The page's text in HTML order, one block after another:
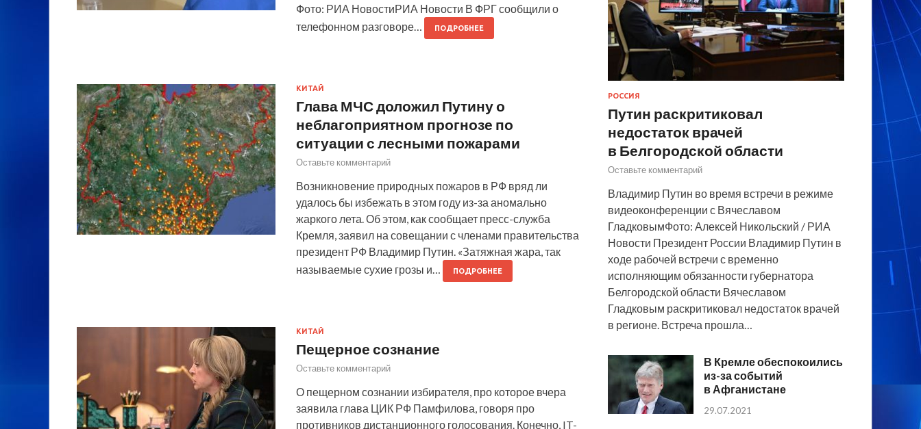
Фото: РИА НовостиРИА Новости В ФРГ сообщили о
телефонном разговоре…
ПОДРОБНЕЕ
КИТАЙ
Глава МЧС доложил Путину о
неблагоприятном прогнозе по
ситуации с лесными пожарами
Оставьте комментарий
Возникновение природных пожаров в РФ вряд ли
удалось бы избежать в этом году из-за аномально
жаркого лета. Об этом, как сообщает пресс-служба
Кремля, заявил на совещании с членами правительства
президент РФ Владимир Путин. «Затяжная жара, так
называемые сухие грозы и…
ПОДРОБНЕЕ
КИТАЙ
Пещерное сознание
Оставьте комментарий
О пещерном сознании избирателя, про которое вчера
заявила глава ЦИК РФ Памфилова, говоря про
противников дистанционного голосования. Конечно, IT-
РОССИЯ
Путин раскритиковал
недостаток врачей
в Белгородской области
Оставьте комментарий
Владимир Путин во время встречи в режиме
видеоконференции с Вячеславом
ГладковымФото: Алексей Никольский / РИА
Новости Президент России Владимир Путин в
ходе рабочей встречи с временно
исполняющим обязанности губернатора
Белгородской области Вячеславом
Гладковым раскритиковал недостаток врачей
в регионе. Встреча прошла…
В Кремле обеспокоились
из-за событий
в Афганистане
29.07.2021